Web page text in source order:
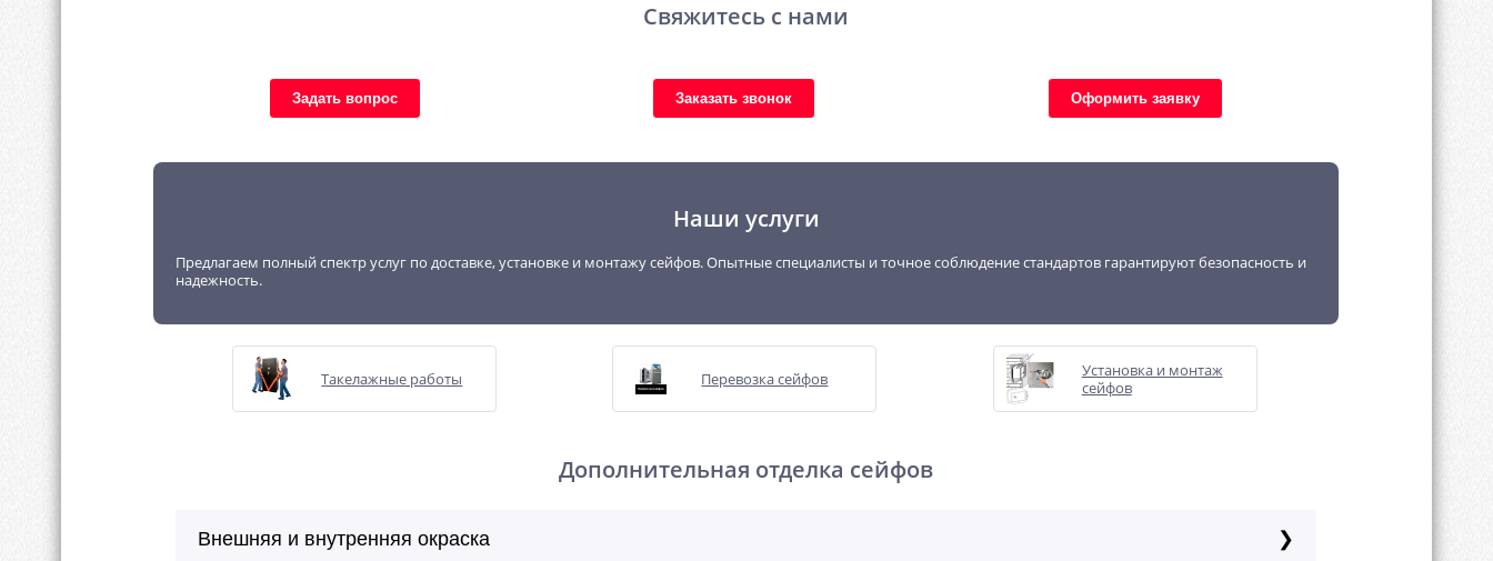
Свяжитесь с нами
Задать вопрос Заказать звонок Оформить заявку
Наши услуги
Предлагаем полный спектр услуг по доставке, установке и монтажу сейфов. Опытные специалисты и точное соблюдение стандартов гарантируют безопасность и
надежность.
Такелажные работы Перевозка сейфов
Установка и монтаж
сейфов
Дополнительная отделка сейфов
Внешняя и внутренняя окраска